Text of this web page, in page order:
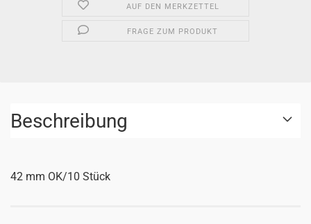
AUF DEN MERKZETTEL
FRAGE ZUM PRODUKT
Beschreibung
42 mm OK/10 Stück